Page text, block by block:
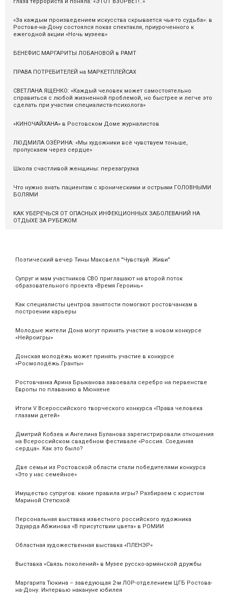
Поэтический вечер Тины Максвелл "Чувствуй. Живи"
Супруг и мам участников СВО приглашают на второй поток
образовательного проекта «Время Героинь»
Как специалисты центров занятости помогают ростовчанкам в
построении карьеры
Молодые жители Дона могут принять участие в новом конкурсе
«Нейроигры»
Донская молодёжь может принять участие в конкурсе
«Росмолодёжь.Гранты»
Ростовчанка Арина Брыканова завоевала серебро на первенстве
Европы по плаванию в Мюнхене
Итоги V Всероссийского творческого конкурса «Права человека
глазами детей»
Дмитрий Кобзев и Ангелина Буланова зарегистрировали отношения
на Всероссийском свадебном фестивале «Россия. Соединяя
сердца». Как это было?
Две семьи из Ростовской области стали победителями конкурса
«Это у нас семейное»
Имущество супругов: какие правила игры? Разбираем с юристом
Мариной Стетюхой
Персональная выставка известного российского художника
Эдуарда Абжинова «В присутствии цвета» в РОМИИ
Областная художественная выставка «ПЛЕНЭР»
Выставка «Связь поколений» в Музее русско-армянской дружбы
Маргарита Тюкина – заведующая 2-м ЛОР-отделением ЦГБ Ростова-
на-Дону. Интервью накануне юбилея
«За каждым произведением искусства скрывается чья-то судьба»: в
Ростове-на-Дону состоялся показ спектакля, приуроченного к
ежегодной акции «Ночь музеев»
БЕНЕФИС МАРГАРИТЫ ЛОБАНОВОЙ в РАМТ
ПРАВА ПОТРЕБИТЕЛЕЙ на МАРКЕТПЛЕЙСАХ
СВЕТЛАНА ЯЩЕНКО: «Каждый человек может самостоятельно
справиться с любой жизненной проблемой, но быстрее и легче это
сделать при участии специалиста-психолога»
«КИНОЧАЙХАНА» в Ростовском Доме журналистов
ЛЮДМИЛА ОЗЁРИНА: «Мы художники всё чувствуем тоньше,
пропускаем через сердце»
Школа счастливой женщины: перезагрузка
Что нужно знать пациентам с хроническими и острыми ГОЛОВНЫМИ
БОЛЯМИ
КАК УБЕРЕЧЬСЯ ОТ ОПАСНЫХ ИНФЕКЦИОННЫХ ЗАБОЛЕВАНИЙ НА
ОТДЫХЕ ЗА РУБЕЖОМ